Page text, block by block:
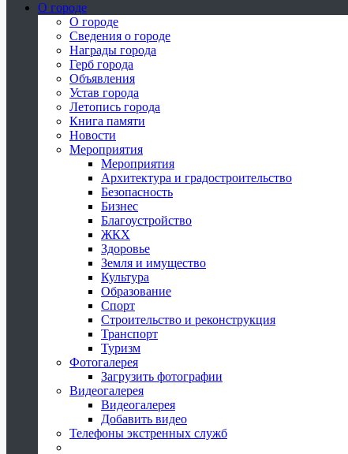
О городе
О городе
Сведения о городе
Награды города
Герб города
Объявления
Устав города
Летопись города
Книга памяти
Новости
Мероприятия
Мероприятия
Архитектура и градостроительство
Безопасность
Бизнес
Благоустройство
ЖКХ
Здоровье
Земля и имущество
Культура
Образование
Спорт
Строительство и реконструкция
Транспорт
Туризм
Фотогалерея
Загрузить фотографии
Видеогалерея
Видеогалерея
Добавить видео
Телефоны экстренных служб